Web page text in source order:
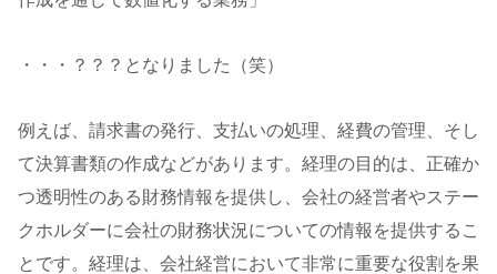
・・・？？？となりました（笑）
例えば、請求書の発行、支払いの処理、経費の管理、そし
て決算書類の作成などがあります。経理の目的は、正確か
つ透明性のある財務情報を提供し、会社の経営者やステー
クホルダーに会社の財務状況についての情報を提供するこ
とです。経理は、会社経営において非常に重要な役割を果